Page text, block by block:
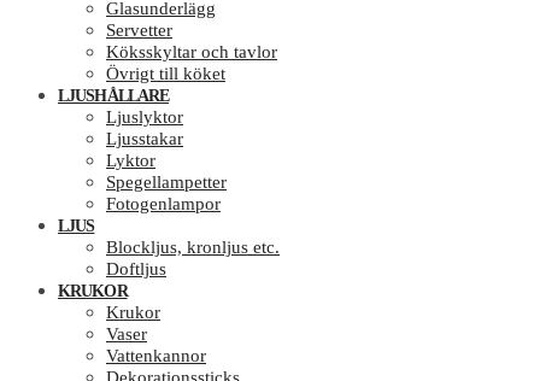
Glasunderlägg
Servetter
Köksskyltar och tavlor
Övrigt till köket
LJUSHÅLLARE
Ljuslyktor
Ljusstakar
Lyktor
Spegellampetter
Fotogenlampor
LJUS
Blockljus, kronljus etc.
Doftljus
KRUKOR
Krukor
Vaser
Vattenkannor